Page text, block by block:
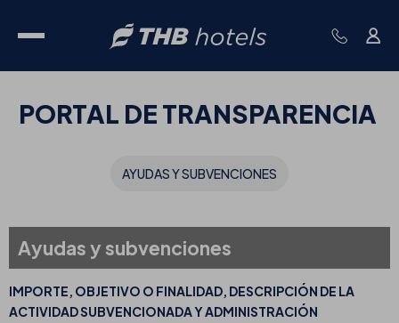
PORTAL DE TRANSPARENCIA
AYUDAS Y SUBVENCIONES
Ayudas y subvenciones
IMPORTE, OBJETIVO O FINALIDAD, DESCRIPCIÓN DE LA
ACTIVIDAD SUBVENCIONADA Y ADMINISTRACIÓN